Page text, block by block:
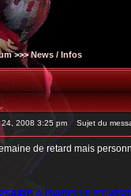
>>>News / Infos
2008 3:25 pm Sujet du
de retard mais
A ISABELLE ET